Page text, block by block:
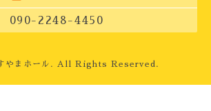
090-2248-4450
やまホール . All Rights Reserved.